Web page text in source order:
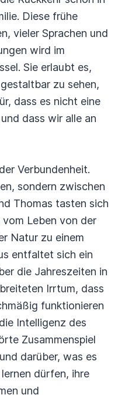
Diese frühe
vieler Sprachen und
wird im
Sie erlaubt es,
zu sehen,
dass es nicht eine
dass wir alle an
Verbundenheit.
sondern zwischen
Thomas tasten sich
Leben von der
Natur zu einem
entfaltet sich ein
die Jahreszeiten in
Irrtum, dass
funktionieren
Intelligenz des
Zusammenspiel
darüber, was es
dürfen, ihre
und